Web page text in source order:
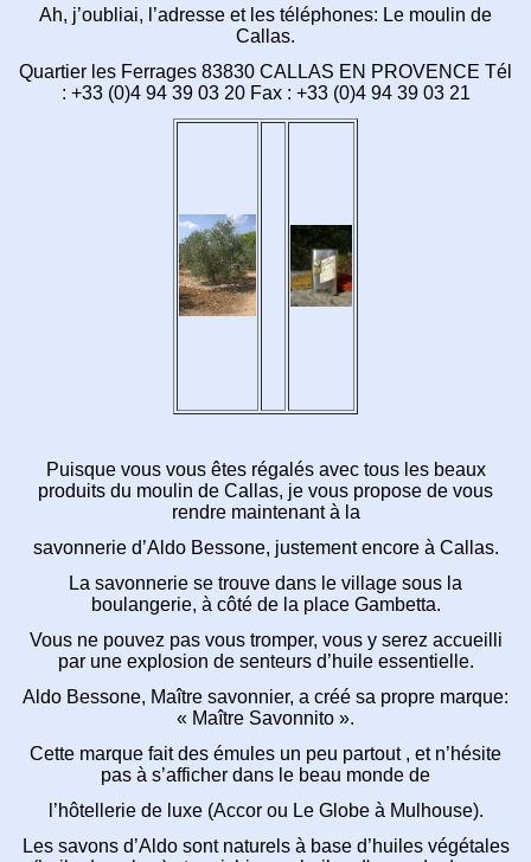
Ah, j’oubliai, l’adresse et les téléphones: Le moulin de
Callas.
Quartier les Ferrages 83830 CALLAS EN PROVENCE Tél
: +33 (0)4 94 39 03 20 Fax : +33 (0)4 94 39 03 21
Puisque vous vous êtes régalés avec tous les beaux
produits du moulin de Callas, je vous propose de vous
rendre maintenant à la
savonnerie d’Aldo Bessone, justement encore à Callas.
La savonnerie se trouve dans le village sous la
boulangerie, à côté de la place Gambetta.
Vous ne pouvez pas vous tromper, vous y serez accueilli
par une explosion de senteurs d’huile essentielle.
Aldo Bessone, Maître savonnier, a créé sa propre marque:
« Maître Savonnito ».
Cette marque fait des émules un peu partout , et n’hésite
pas à s’afficher dans le beau monde de
l’hôtellerie de luxe (Accor ou Le Globe à Mulhouse).
Les savons d’Aldo sont naturels à base d’huiles végétales